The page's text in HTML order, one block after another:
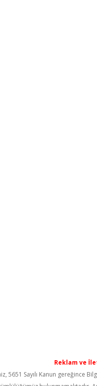
Reklam ve
5651 Sayılı Kanun gereğince